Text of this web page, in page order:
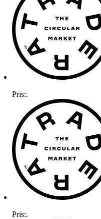
Pris:.
Pris:.